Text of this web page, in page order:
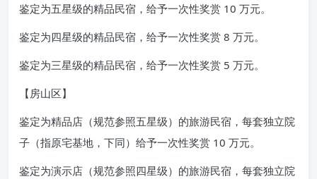
鉴定为五星级的精品民宿，给予一次性奖赏 10 万元。
鉴定为四星级的精品民宿，给予一次性奖赏 8 万元。
鉴定为三星级的精品民宿，给予一次性奖赏 5 万元。
【房山区】
鉴定为精品店（规范参照五星级）的旅游民宿，每套独立院
子（指原宅基地，下同）给予一次性奖赏 10 万元。
鉴定为演示店（规范参照四星级）的旅游民宿，每套独立院